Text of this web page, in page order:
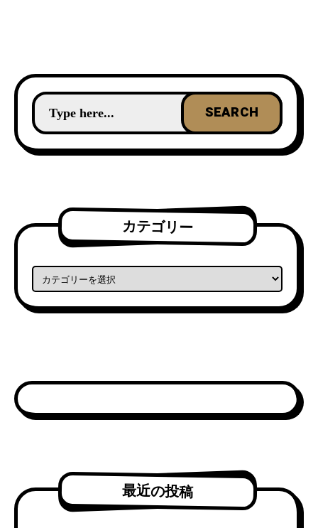
カテゴリー
カテゴリー
最近の投稿